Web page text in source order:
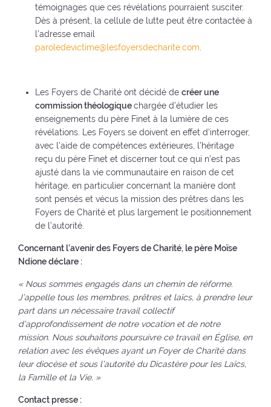
témoignages que ces révélations pourraient susciter.
Dès à présent, la cellule de lutte peut être contactée à
l’adresse email
paroledevictime@lesfoyersdecharite.com.
Les Foyers de Charité ont décidé de créer une
commission théologiquechargée d’étudier les
enseignements du père Finet à la lumière de ces
révélations. Les Foyers se doivent en effet d’interroger,
avec l’aide de compétences extérieures, l’héritage
reçu du père Finet et discerner tout ce qui n’est pas
ajusté dans la vie communautaire en raison de cet
héritage, en particulier concernant la manière dont
sont pensés et vécus la mission des prêtres dans les
Foyers de Charité et plus largement le positionnement
de l’autorité.
Concernant l’avenir des Foyers de Charité, le père Moïse
Ndione déclare :
« Nous sommes engagés dans un chemin de réforme.
J’appelle tous les membres, prêtres et laïcs, à prendre leur
part dans un nécessaire travail collectif
d’approfondissement de notre vocation et de notre
mission. Nous souhaitons poursuivre ce travail en Église, en
relation avec les évêques ayant un Foyer de Charité dans
leur diocèse et sous l’autorité du Dicastère pour les Laïcs,
la Famille et la Vie. »
Contact presse :